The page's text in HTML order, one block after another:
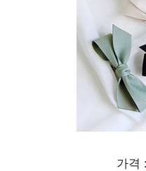
가격 :